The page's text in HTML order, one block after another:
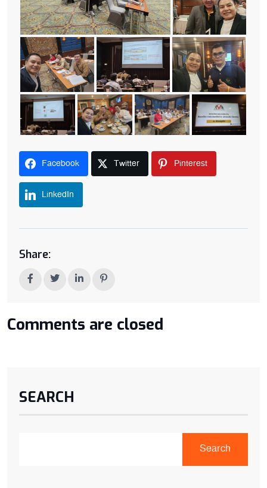
Facebook Twitter Pinterest
LinkedIn
Share:
Comments are closed
SEARCH
Search